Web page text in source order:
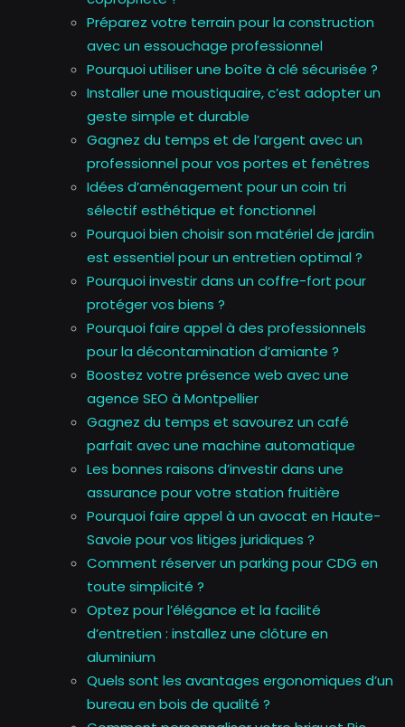
Préparez votre terrain pour la construction
avec un essouchage professionnel
Pourquoi utiliser une boîte à clé sécurisée ?
Installer une moustiquaire, c’est adopter un
geste simple et durable
Gagnez du temps et de l’argent avec un
professionnel pour vos portes et fenêtres
Idées d’aménagement pour un coin tri
sélectif esthétique et fonctionnel
Pourquoi bien choisir son matériel de jardin
est essentiel pour un entretien optimal ?
Pourquoi investir dans un coffre-fort pour
protéger vos biens ?
Pourquoi faire appel à des professionnels
pour la décontamination d’amiante ?
Boostez votre présence web avec une
agence SEO à Montpellier
Gagnez du temps et savourez un café
parfait avec une machine automatique
Les bonnes raisons d’investir dans une
assurance pour votre station fruitière
Pourquoi faire appel à un avocat en Haute-
Savoie pour vos litiges juridiques ?
Comment réserver un parking pour CDG en
toute simplicité ?
Optez pour l’élégance et la facilité
d’entretien : installez une clôture en
aluminium
Quels sont les avantages ergonomiques d’un
bureau en bois de qualité ?